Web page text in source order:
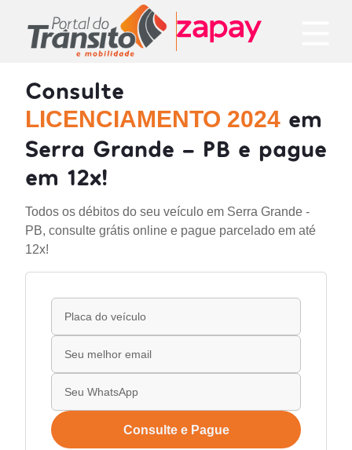
Consulte
LICENCIAMENTO 2024 em
Serra Grande - PB e pague
em 12x!
Todos os débitos do seu veículo em Serra Grande -
PB, consulte grátis online e pague parcelado em até
12x!
Consulte e Pague